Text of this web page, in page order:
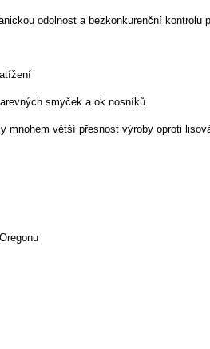
odolnost a bezkonkurenční kontrolu
smyček a ok nosníků.
mnohem větší přesnost výroby oproti